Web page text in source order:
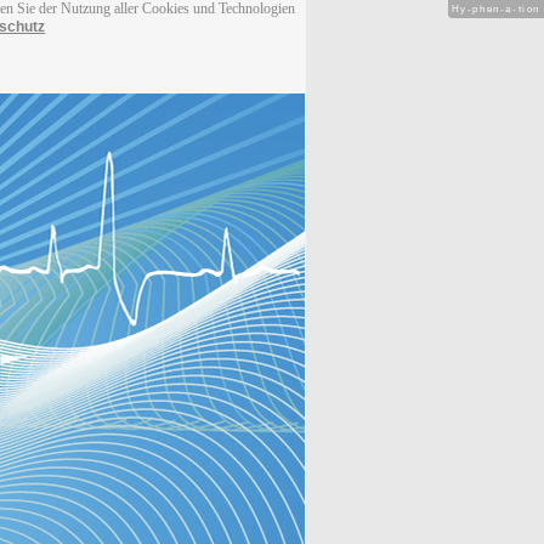
Sie der Nutzung aller Cookies und Technologien
Hy-phen-a-tion